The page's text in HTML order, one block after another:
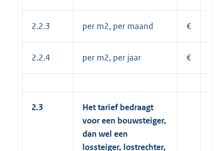
2.2.3 per m2, per maand €
2.2.4 per m2, per jaar €
2.3
Het tarief bedraagt
voor een bouwsteiger,
dan wel een
lossteiger, lostrechter,